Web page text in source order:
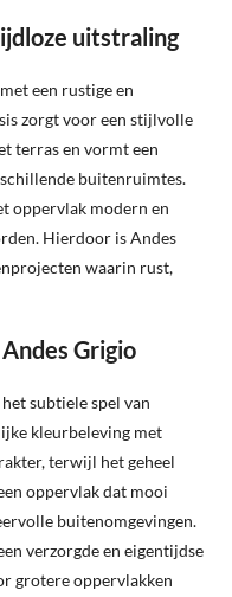
uitstraling
een rustige en
zorgt voor een stijlvolle
terras en vormt een
buitenruimtes.
oppervlak modern en
Hierdoor is Andes
waarin rust,
Grigio
subtiele spel van
kleurbeleving met
terwijl het geheel
oppervlak dat mooi
buitenomgevingen.
verzorgde en eigentijdse
grotere oppervlakken